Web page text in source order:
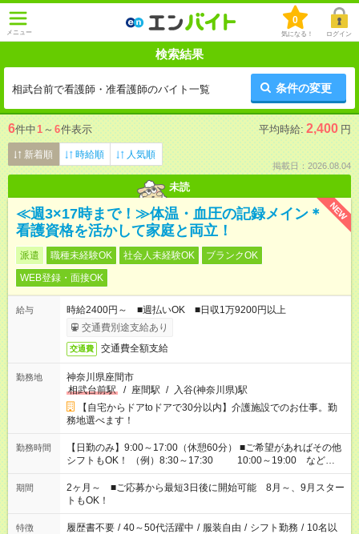
メニュー
0
気になる！ ログイン
検索結果
相武台前で看護師・准看護師のバイト一覧 条件の変更
6件中1 ～ 6件表示 平均時給: 2,400 円
新着順 時給順 人気順
掲載日：2026.08.04
未読
NEW
≪週3×17時まで！≫体温・血圧の記録メイン＊
看護資格を活かして家庭と両立！
派遣 職種未経験OK 社会人未経験OK
ブランクOK
WEB登録・面接OK
給与
時給2400円～ ■週払いOK ■日収1万9200円以上
交通費別途支給あり
交通費 交通費全額支給
勤務地
神奈川県座間市
相武台前駅
/ 座間駅 / 入谷(神奈川県)駅
【自宅からドアtoドアで30分以内】介護施設でのお仕事。勤
務地選べます！
勤務時間
【日勤のみ】9:00～17:00（休憩60分） ■ご希望があればその他
シフトもOK！ （例）8:30～17:30 10:00～19:00 など
「家族とお休みを合わせたい」 「できれば残業はしたくない」
など、あなたのご希望に沿ったお仕事をご紹介します！ ※Wワ
ーク希望の方へ 今ご覧のお仕事で希望する勤務時間と、もう1つ
のお仕事の勤務時間。 合計で週40時間を超える場合は応募でき
ません
期間
2ヶ月～ ■ご応募から最短3日後に開始可能 8月～、9月スター
トもOK！
特徴 履歴書不要 / 40～50代活躍中 / 服装自由 / シフト勤務 / 10名以